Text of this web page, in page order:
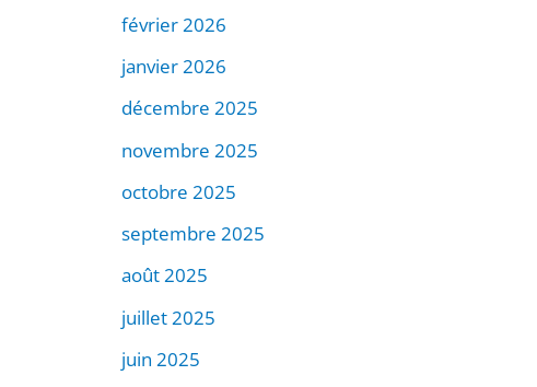
février 2026
janvier 2026
décembre 2025
novembre 2025
octobre 2025
septembre 2025
août 2025
juillet 2025
juin 2025